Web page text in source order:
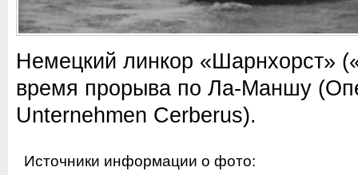
Немецкий линкор «Шарнхорст»
время прорыва по Ла-Маншу
Unternehmen Cerberus).
Источники информации о фото: